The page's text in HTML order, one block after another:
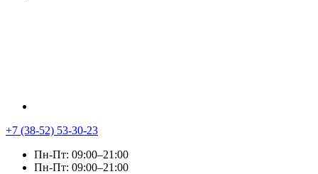
+7 (38-52) 53-30-23
Пн-Пт: 09:00–21:00
Пн-Пт: 09:00–21:00